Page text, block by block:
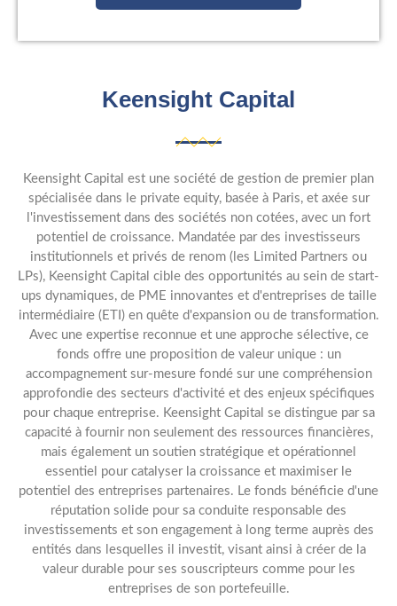
Keensight Capital
Keensight Capital est une société de gestion de premier plan
spécialisée dans le private equity, basée à Paris, et axée sur
l'investissement dans des sociétés non cotées, avec un fort
potentiel de croissance. Mandatée par des investisseurs
institutionnels et privés de renom (les Limited Partners ou
LPs), Keensight Capital cible des opportunités au sein de start-
ups dynamiques, de PME innovantes et d'entreprises de taille
intermédiaire (ETI) en quête d'expansion ou de transformation.
Avec une expertise reconnue et une approche sélective, ce
fonds offre une proposition de valeur unique : un
accompagnement sur-mesure fondé sur une compréhension
approfondie des secteurs d'activité et des enjeux spécifiques
pour chaque entreprise. Keensight Capital se distingue par sa
capacité à fournir non seulement des ressources financières,
mais également un soutien stratégique et opérationnel
essentiel pour catalyser la croissance et maximiser le
potentiel des entreprises partenaires. Le fonds bénéficie d'une
réputation solide pour sa conduite responsable des
investissements et son engagement à long terme auprès des
entités dans lesquelles il investit, visant ainsi à créer de la
valeur durable pour ses souscripteurs comme pour les
entreprises de son portefeuille.